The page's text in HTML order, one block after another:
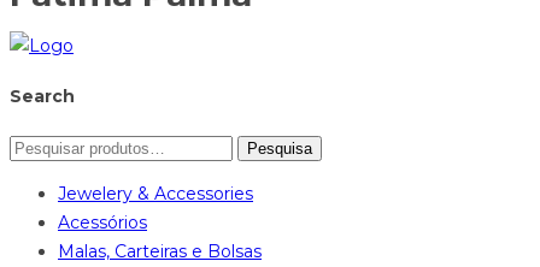
Search
Pesquisa
Jewelery & Accessories
Acessórios
Malas, Carteiras e Bolsas